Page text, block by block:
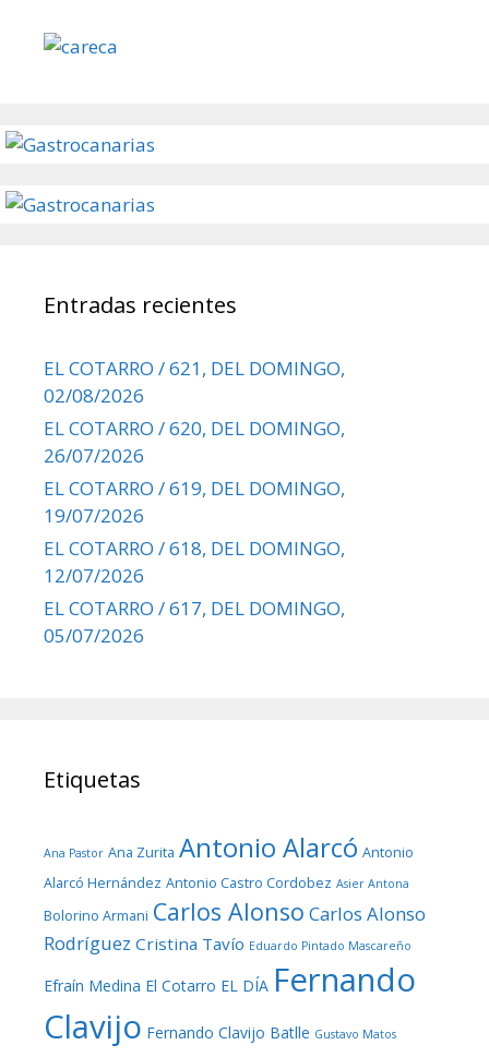
Entradas recientes
EL COTARRO / 621, DEL DOMINGO,
02/08/2026
EL COTARRO / 620, DEL DOMINGO,
26/07/2026
EL COTARRO / 619, DEL DOMINGO,
19/07/2026
EL COTARRO / 618, DEL DOMINGO,
12/07/2026
EL COTARRO / 617, DEL DOMINGO,
05/07/2026
Etiquetas
Ana Pastor Ana Zurita Antonio Alarcó Antonio
Alarcó Hernández Antonio Castro Cordobez Asier Antona
Bolorino Armani Carlos Alonso Carlos Alonso
Rodríguez Cristina Tavío Eduardo Pintado Mascareño
Efraín Medina El Cotarro EL DÍA Fernando
Clavijo Fernando Clavijo Batlle Gustavo Matos